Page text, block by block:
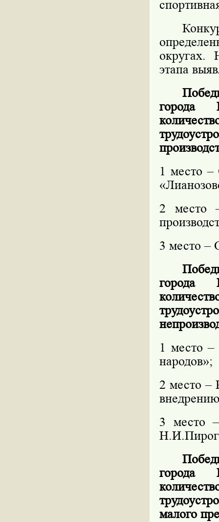
округах.
этапа
города
1 место –
2 место
3 место –
города
1 место
народов»;
2 место –
3 место
города
малого